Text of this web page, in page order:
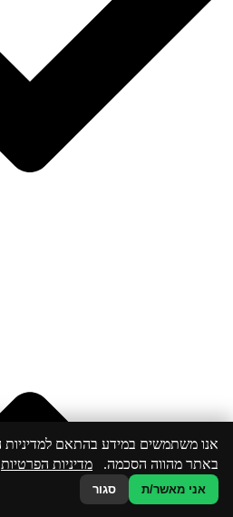
אנו משתמשים במידע בהתאם
באתר מהווה הסכמה. מדיניות הפרטיות
אני מאשר/ת סגור